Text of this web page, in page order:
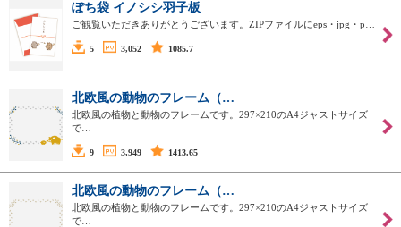
ぽち袋 イノシシ羽子板
ご観覧いただきありがとうございます。ZIPファイルにeps・jpg・p…
5 3,052 1085.7
北欧風の動物のフレーム（…
北欧風の植物と動物のフレームです。297×210のA4ジャストサイズ
で…
9 3,949 1413.65
北欧風の動物のフレーム（…
北欧風の植物と動物のフレームです。297×210のA4ジャストサイズ
で…